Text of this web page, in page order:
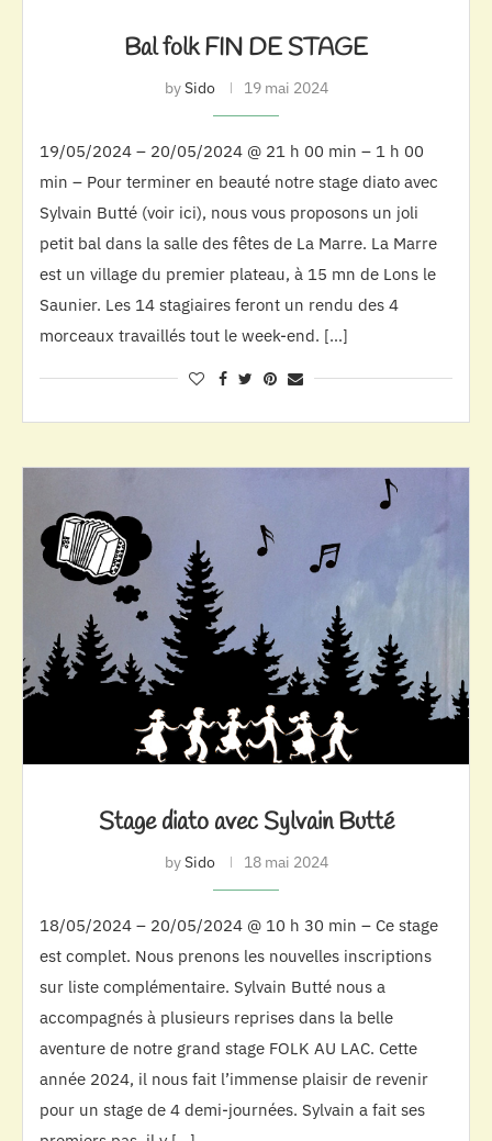
Bal folk FIN DE STAGE
bySido 19 mai 2024
19/05/2024 – 20/05/2024 @ 21 h 00 min – 1 h 00
min – Pour terminer en beauté notre stage diato avec
Sylvain Butté (voir ici), nous vous proposons un joli
petit bal dans la salle des fêtes de La Marre. La Marre
est un village du premier plateau, à 15 mn de Lons le
Saunier. Les 14 stagiaires feront un rendu des 4
morceaux travaillés tout le week-end. […]
Stage diato avec Sylvain Butté
bySido 18 mai 2024
18/05/2024 – 20/05/2024 @ 10 h 30 min – Ce stage
est complet. Nous prenons les nouvelles inscriptions
sur liste complémentaire. Sylvain Butté nous a
accompagnés à plusieurs reprises dans la belle
aventure de notre grand stage FOLK AU LAC. Cette
année 2024, il nous fait l’immense plaisir de revenir
pour un stage de 4 demi-journées. Sylvain a fait ses